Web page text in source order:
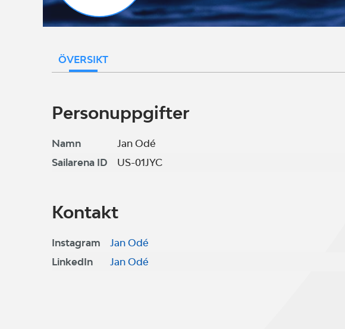
ÖVERSIKT
Personuppgifter
Namn
Jan Odé
Sailarena ID
US-01JYC
Kontakt
Instagram
Jan Odé
LinkedIn
Jan Odé